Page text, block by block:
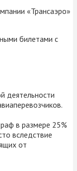
«Трансаэро»
билетами с
деятельности
в размере 25%
вследствие
от